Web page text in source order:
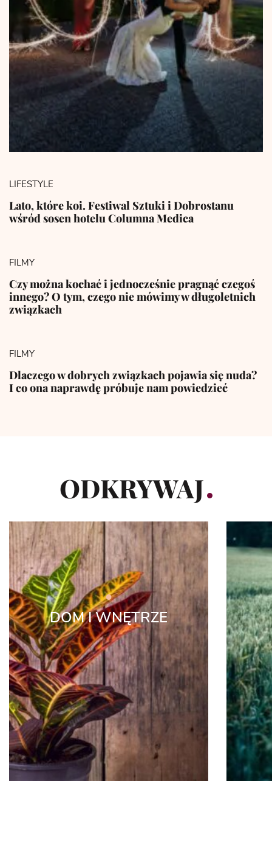
LIFESTYLE
Lato, które koi. Festiwal Sztuki i Dobrostanu
wśród sosen hotelu Columna Medica
FILMY
Czy można kochać i jednocześnie pragnąć czegoś
innego? O tym, czego nie mówimy w długoletnich
związkach
FILMY
Dlaczego w dobrych związkach pojawia się nuda?
I co ona naprawdę próbuje nam powiedzieć
ODKRYWAJ
DOM I WNĘTRZE